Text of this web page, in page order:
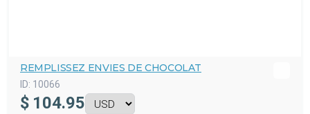
REMPLISSEZ ENVIES DE CHOCOLAT
ID: 10066
$ 104.95